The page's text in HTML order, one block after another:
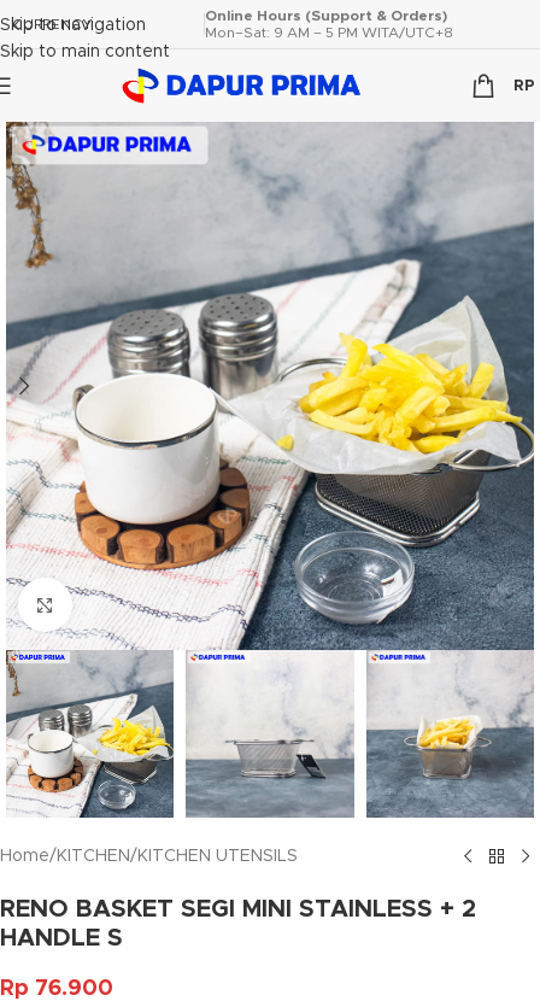
Skip to navigation
Skip to main content
CURRENCY
Online Hours (Support & Orders)
Mon–Sat: 9 AM – 5 PM WITA/UTC+8
RP
Click to enlarge
Home/ KITCHEN/ KITCHEN UTENSILS
RENO BASKET SEGI MINI STAINLESS + 2
HANDLE S
Rp 76.900